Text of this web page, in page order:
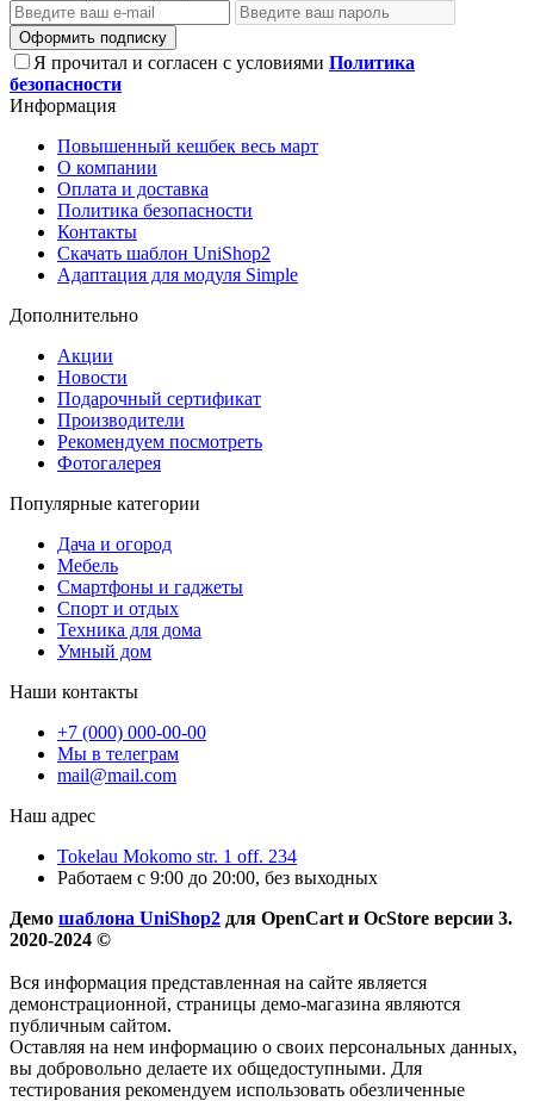
Оформить подписку
Я прочитал и согласен с условиями Политика
безопасности
Информация
Повышенный кешбек весь март
О компании
Оплата и доставка
Политика безопасности
Контакты
Скачать шаблон UniShop2
Адаптация для модуля Simple
Дополнительно
Акции
Новости
Подарочный сертификат
Производители
Рекомендуем посмотреть
Фотогалерея
Популярные категории
Дача и огород
Мебель
Смартфоны и гаджеты
Спорт и отдых
Техника для дома
Умный дом
Наши контакты
+7 (000) 000-00-00
Мы в телеграм
mail@mail.com
Наш адрес
Tokelau Mokomo str. 1 off. 234
Работаем с 9:00 до 20:00, без выходных
Демо шаблона UniShop2 для OpenCart и OcStore версии 3.
2020-2024 ©
Вся информация представленная на сайте является
демонстрационной, страницы демо-магазина являются
публичным сайтом.
Оставляя на нем информацию о своих персональных данных,
вы добровольно делаете их общедоступными. Для
тестирования рекомендуем использовать обезличенные